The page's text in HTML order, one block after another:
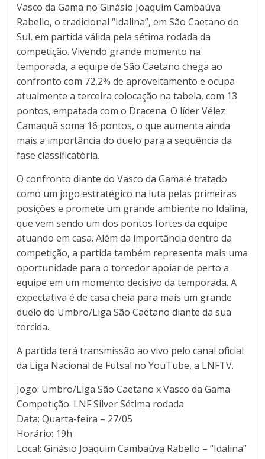
Vasco da Gama no Ginásio Joaquim Cambaúva
Rabello, o tradicional “Idalina”, em São Caetano do
Sul, em partida válida pela sétima rodada da
competição. Vivendo grande momento na
temporada, a equipe de São Caetano chega ao
confronto com 72,2% de aproveitamento e ocupa
atualmente a terceira colocação na tabela, com 13
pontos, empatada com o Dracena. O líder Vélez
Camaquã soma 16 pontos, o que aumenta ainda
mais a importância do duelo para a sequência da
fase classificatória.
O confronto diante do Vasco da Gama é tratado
como um jogo estratégico na luta pelas primeiras
posições e promete um grande ambiente no Idalina,
que vem sendo um dos pontos fortes da equipe
atuando em casa. Além da importância dentro da
competição, a partida também representa mais uma
oportunidade para o torcedor apoiar de perto a
equipe em um momento decisivo da temporada. A
expectativa é de casa cheia para mais um grande
duelo do Umbro/Liga São Caetano diante da sua
torcida.
A partida terá transmissão ao vivo pelo canal oficial
da Liga Nacional de Futsal no YouTube, a LNFTV.
Jogo: Umbro/Liga São Caetano x Vasco da Gama
Competição: LNF Silver Sétima rodada
Data: Quarta-feira – 27/05
Horário: 19h
Local: Ginásio Joaquim Cambaúva Rabello – “Idalina”